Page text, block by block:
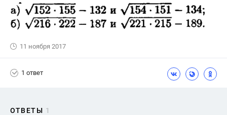
11 ноября 2017
1 ответ
ОТВЕТЫ 1